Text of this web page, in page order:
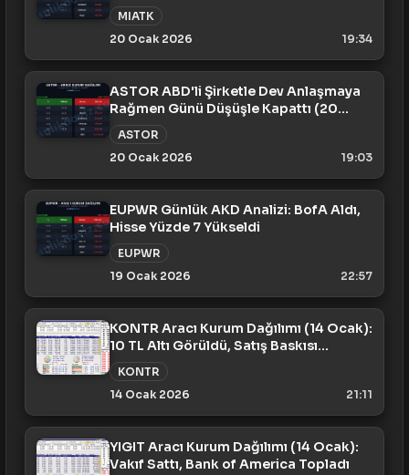
MIATK
20 Ocak 2026
19:34
ASTOR ABD'li Şirketle Dev Anlaşmaya
Rağmen Günü Düşüşle Kapattı (20
Ocak)
ASTOR
20 Ocak 2026
19:03
EUPWR Günlük AKD Analizi: BofA Aldı,
Hisse Yüzde 7 Yükseldi
EUPWR
19 Ocak 2026
22:57
KONTR Aracı Kurum Dağılımı (14 Ocak):
10 TL Altı Görüldü, Satış Baskısı
Sürüyor
KONTR
14 Ocak 2026
21:11
YIGIT Aracı Kurum Dağılımı (14 Ocak):
Vakıf Sattı, Bank of America Topladı